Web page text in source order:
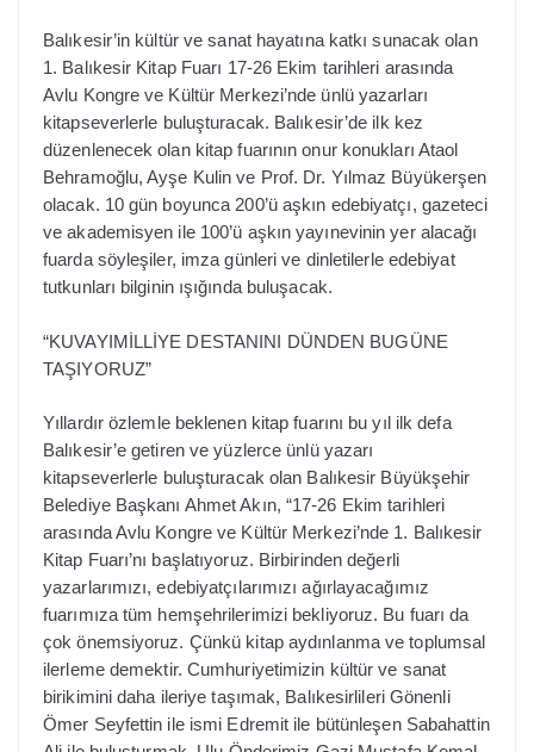
Balıkesir’in kültür ve sanat hayatına katkı sunacak olan
1. Balıkesir Kitap Fuarı 17-26 Ekim tarihleri arasında
Avlu Kongre ve Kültür Merkezi’nde ünlü yazarları
kitapseverlerle buluşturacak. Balıkesir’de ilk kez
düzenlenecek olan kitap fuarının onur konukları Ataol
Behramoğlu, Ayşe Kulin ve Prof. Dr. Yılmaz Büyükerşen
olacak. 10 gün boyunca 200’ü aşkın edebiyatçı, gazeteci
ve akademisyen ile 100’ü aşkın yayınevinin yer alacağı
fuarda söyleşiler, imza günleri ve dinletilerle edebiyat
tutkunları bilginin ışığında buluşacak.
“KUVAYIMİLLİYE DESTANINI DÜNDEN BUGÜNE
TAŞIYORUZ”
Yıllardır özlemle beklenen kitap fuarını bu yıl ilk defa
Balıkesir’e getiren ve yüzlerce ünlü yazarı
kitapseverlerle buluşturacak olan Balıkesir Büyükşehir
Belediye Başkanı Ahmet Akın, “17-26 Ekim tarihleri
arasında Avlu Kongre ve Kültür Merkezi’nde 1. Balıkesir
Kitap Fuarı’nı başlatıyoruz. Birbirinden değerli
yazarlarımızı, edebiyatçılarımızı ağırlayacağımız
fuarımıza tüm hemşehrilerimizi bekliyoruz. Bu fuarı da
çok önemsiyoruz. Çünkü kitap aydınlanma ve toplumsal
ilerleme demektir. Cumhuriyetimizin kültür ve sanat
birikimini daha ileriye taşımak, Balıkesirlileri Gönenli
Ömer Seyfettin ile ismi Edremit ile bütünleşen Sabahattin